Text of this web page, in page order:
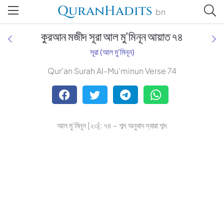
QuranHadits bn
Tafsir Ahsanul Bayaan
Tafsir Abu Bakr Zakaria
Tafsir Bayaan Foundation
কুরআন মজীদ সূরা আল মু'মিনূন আয়াত ৭৪
সূরা (আল মু'মিনূন)
Qur'an Surah Al-Mu'minun Verse 74
আল মু'মিনূন [২৩]: ৭৪ ~ শব্দ অনুবাদ দ্বারা শব্দ